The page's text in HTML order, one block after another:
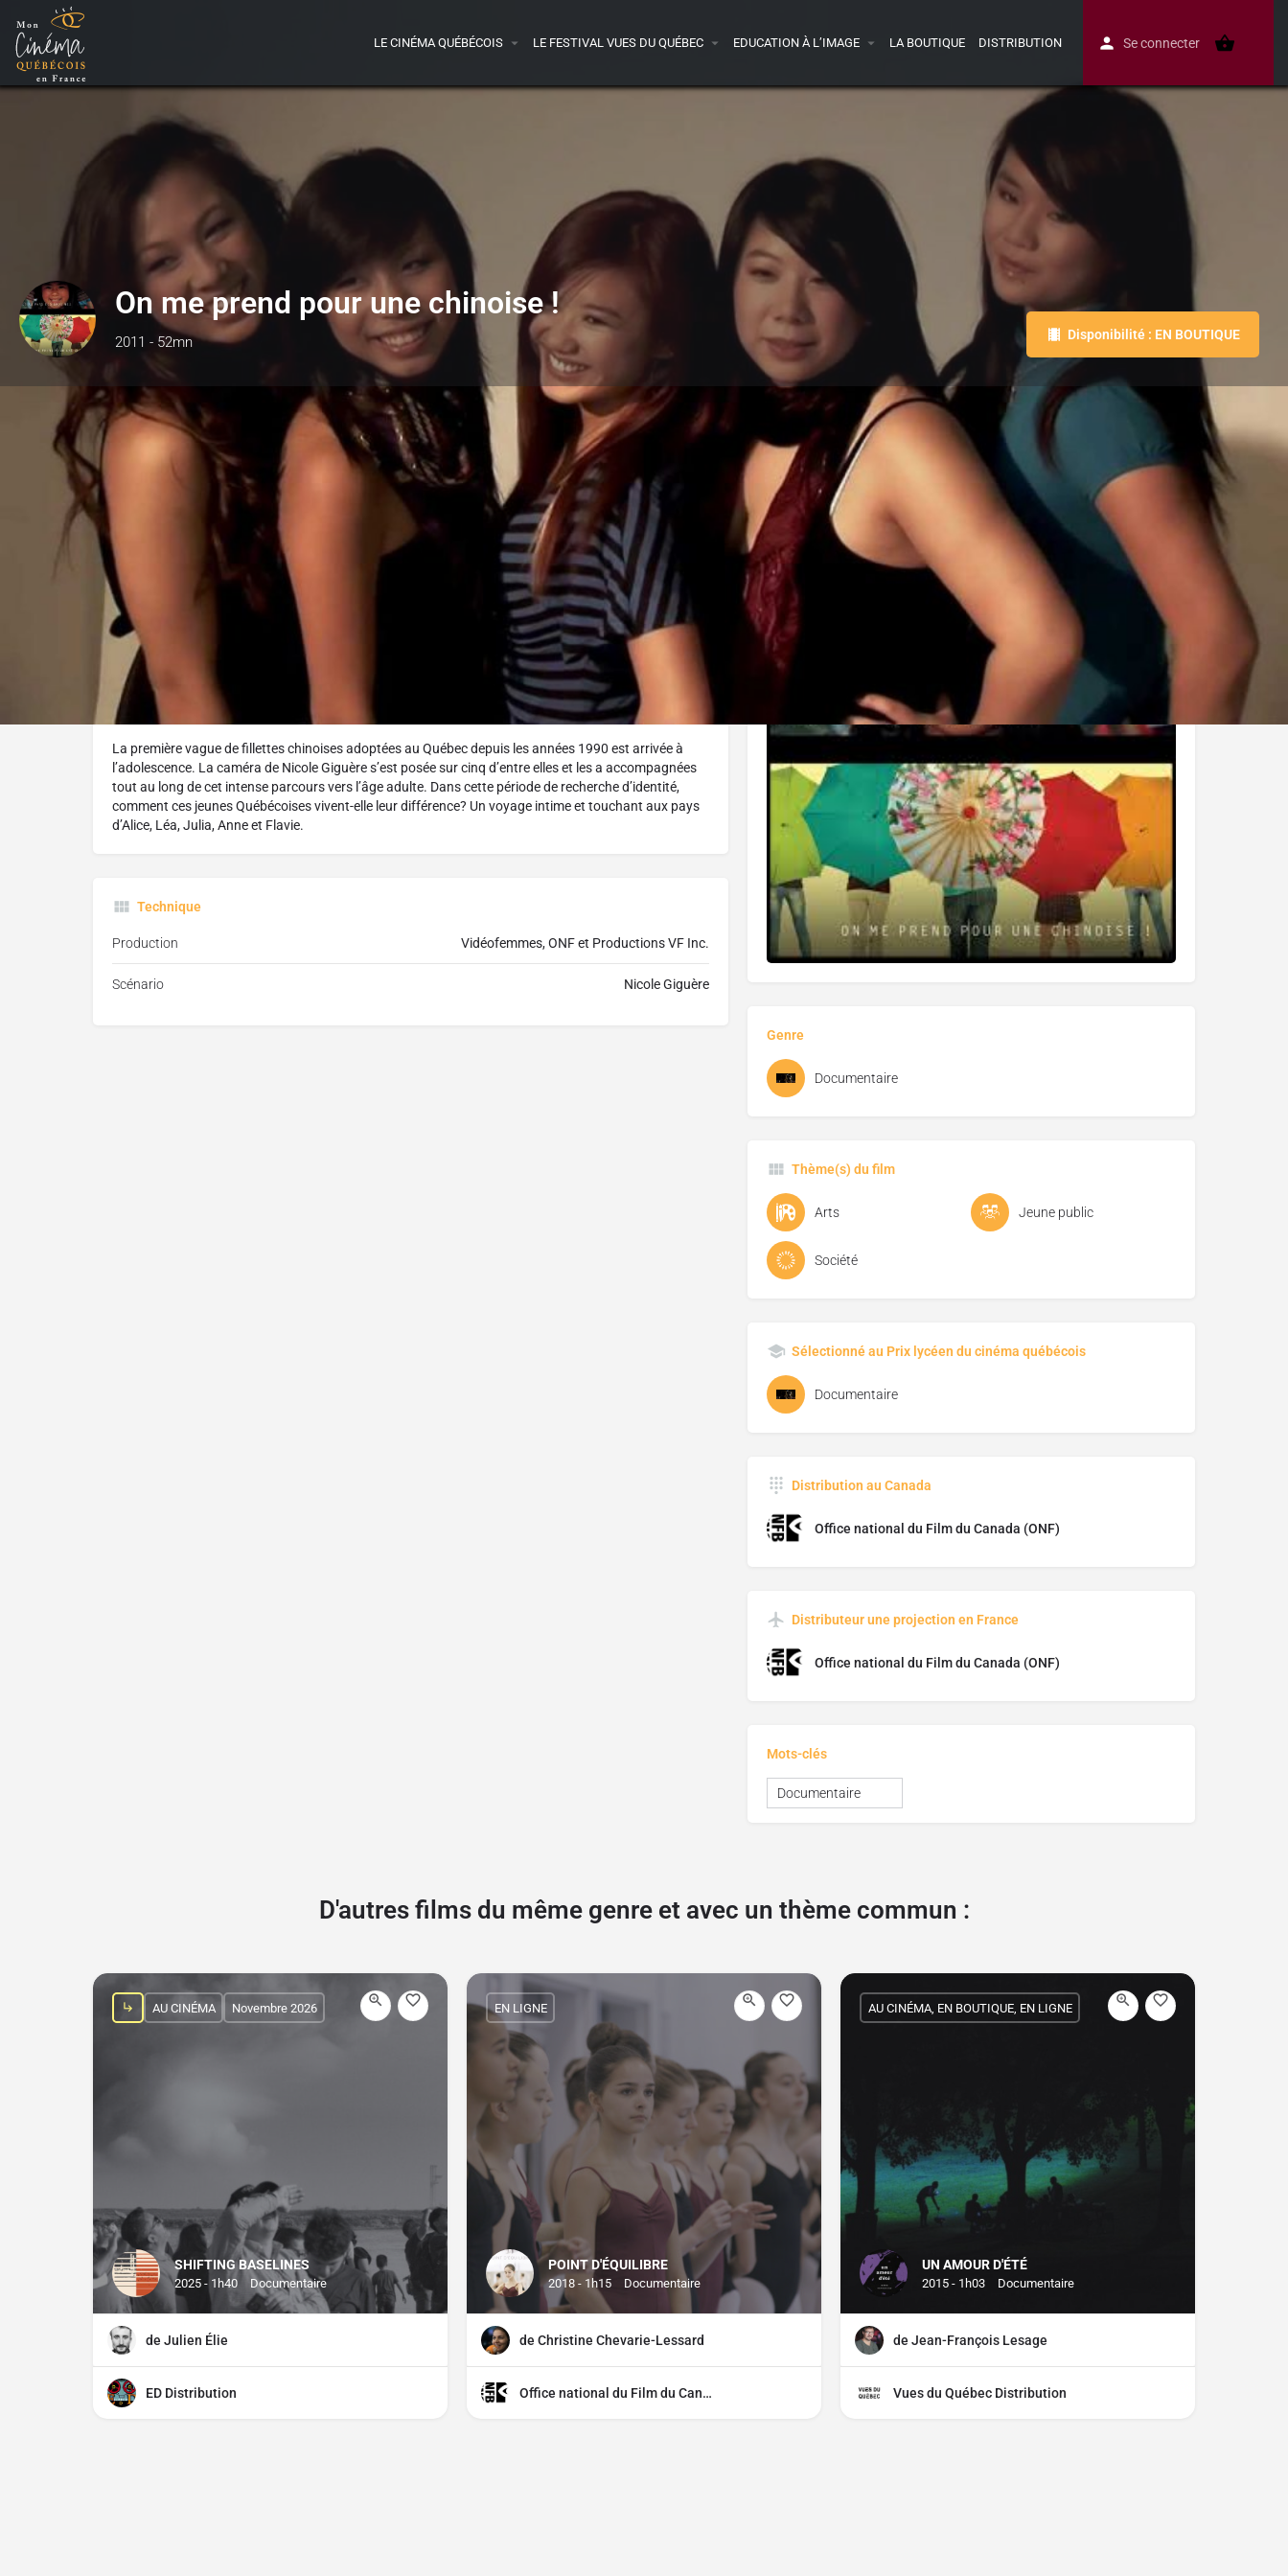
LE CINÉMA QUÉBÉCOIS LE FESTIVAL VUES DU QUÉBEC EDUCATION À L’IMAGE LA BOUTIQUE DISTRIBUTION Se connecter
On me prend pour une chinoise !
2011 - 52mn Disponibilité : EN BOUTIQUE
Détails Bande-annonce Acheter le DVD Avis
J'aime Partagez
L'histoire
La première vague de fillettes chinoises adoptées au Québec depuis les années 1990 est arrivée à
l’adolescence. La caméra de Nicole Giguère s’est posée sur cinq d’entre elles et les a accompagnées
tout au long de cet intense parcours vers l’âge adulte. Dans cette période de recherche d’identité,
comment ces jeunes Québécoises vivent-elle leur différence? Un voyage intime et touchant aux pays
d’Alice, Léa, Julia, Anne et Flavie.
Technique
Production Vidéofemmes, ONF et Productions VF Inc.
Scénario Nicole Giguère
Genre
Documentaire
Thème(s) du film
Arts Jeune public
Société
Sélectionné au Prix lycéen du cinéma québécois
Documentaire
Distribution au Canada
Office national du Film du Canada (ONF)
Distributeur une projection en France
Office national du Film du Canada (ONF)
Mots-clés
Documentaire
D'autres films du même genre et avec un thème commun :
SHIFTING BASELINES
2025 - 1h40 Documentaire
AU CINÉMA Novembre 2026
de Julien Élie
ED Distribution
POINT D'ÉQUILIBRE
2018 - 1h15 Documentaire
EN LIGNE
de Christine Chevarie-Lessard
Office national du Film du Canada (ONF)
UN AMOUR D'ÉTÉ
2015 - 1h03 Documentaire
AU CINÉMA, EN BOUTIQUE, EN LIGNE
de Jean-François Lesage
Vues du Québec Distribution